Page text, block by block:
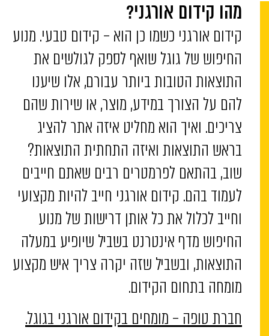
מהו קידום אורגני?
קידום אורגני כשמו כן הוא – קידום טבעי. מנוע
החיפוש של גוגל שואף לספק לגולשים את
התוצאות הטובות ביותר עבורם, אלו שיענו
להם על הצורך במידע, מוצר, או שירות שהם
צריכים. ואיך הוא מחליט איזה אתר להציג
בראש התוצאות ואיזה התחתית התוצאות?
שוב, בהתאם לפרמטרים רבים שאתם חייבים
לעמוד בהם. קידום אורגני חייב להיות מקצועי
וחייב לכלול את כל אותן דרישות של מנוע
החיפוש מדף אינטרנט בשביל שיופיע במעלה
התוצאות, ובשביל שזה יקרה צריך איש מקצוע
מומחה בתחום הקידום.
חברת טופה – מומחים בקידום אורגני בגוגל.